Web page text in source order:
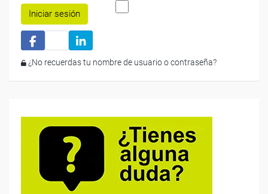
Iniciar sesión
¿No recuerdas tu nombre de usuario o contraseña?